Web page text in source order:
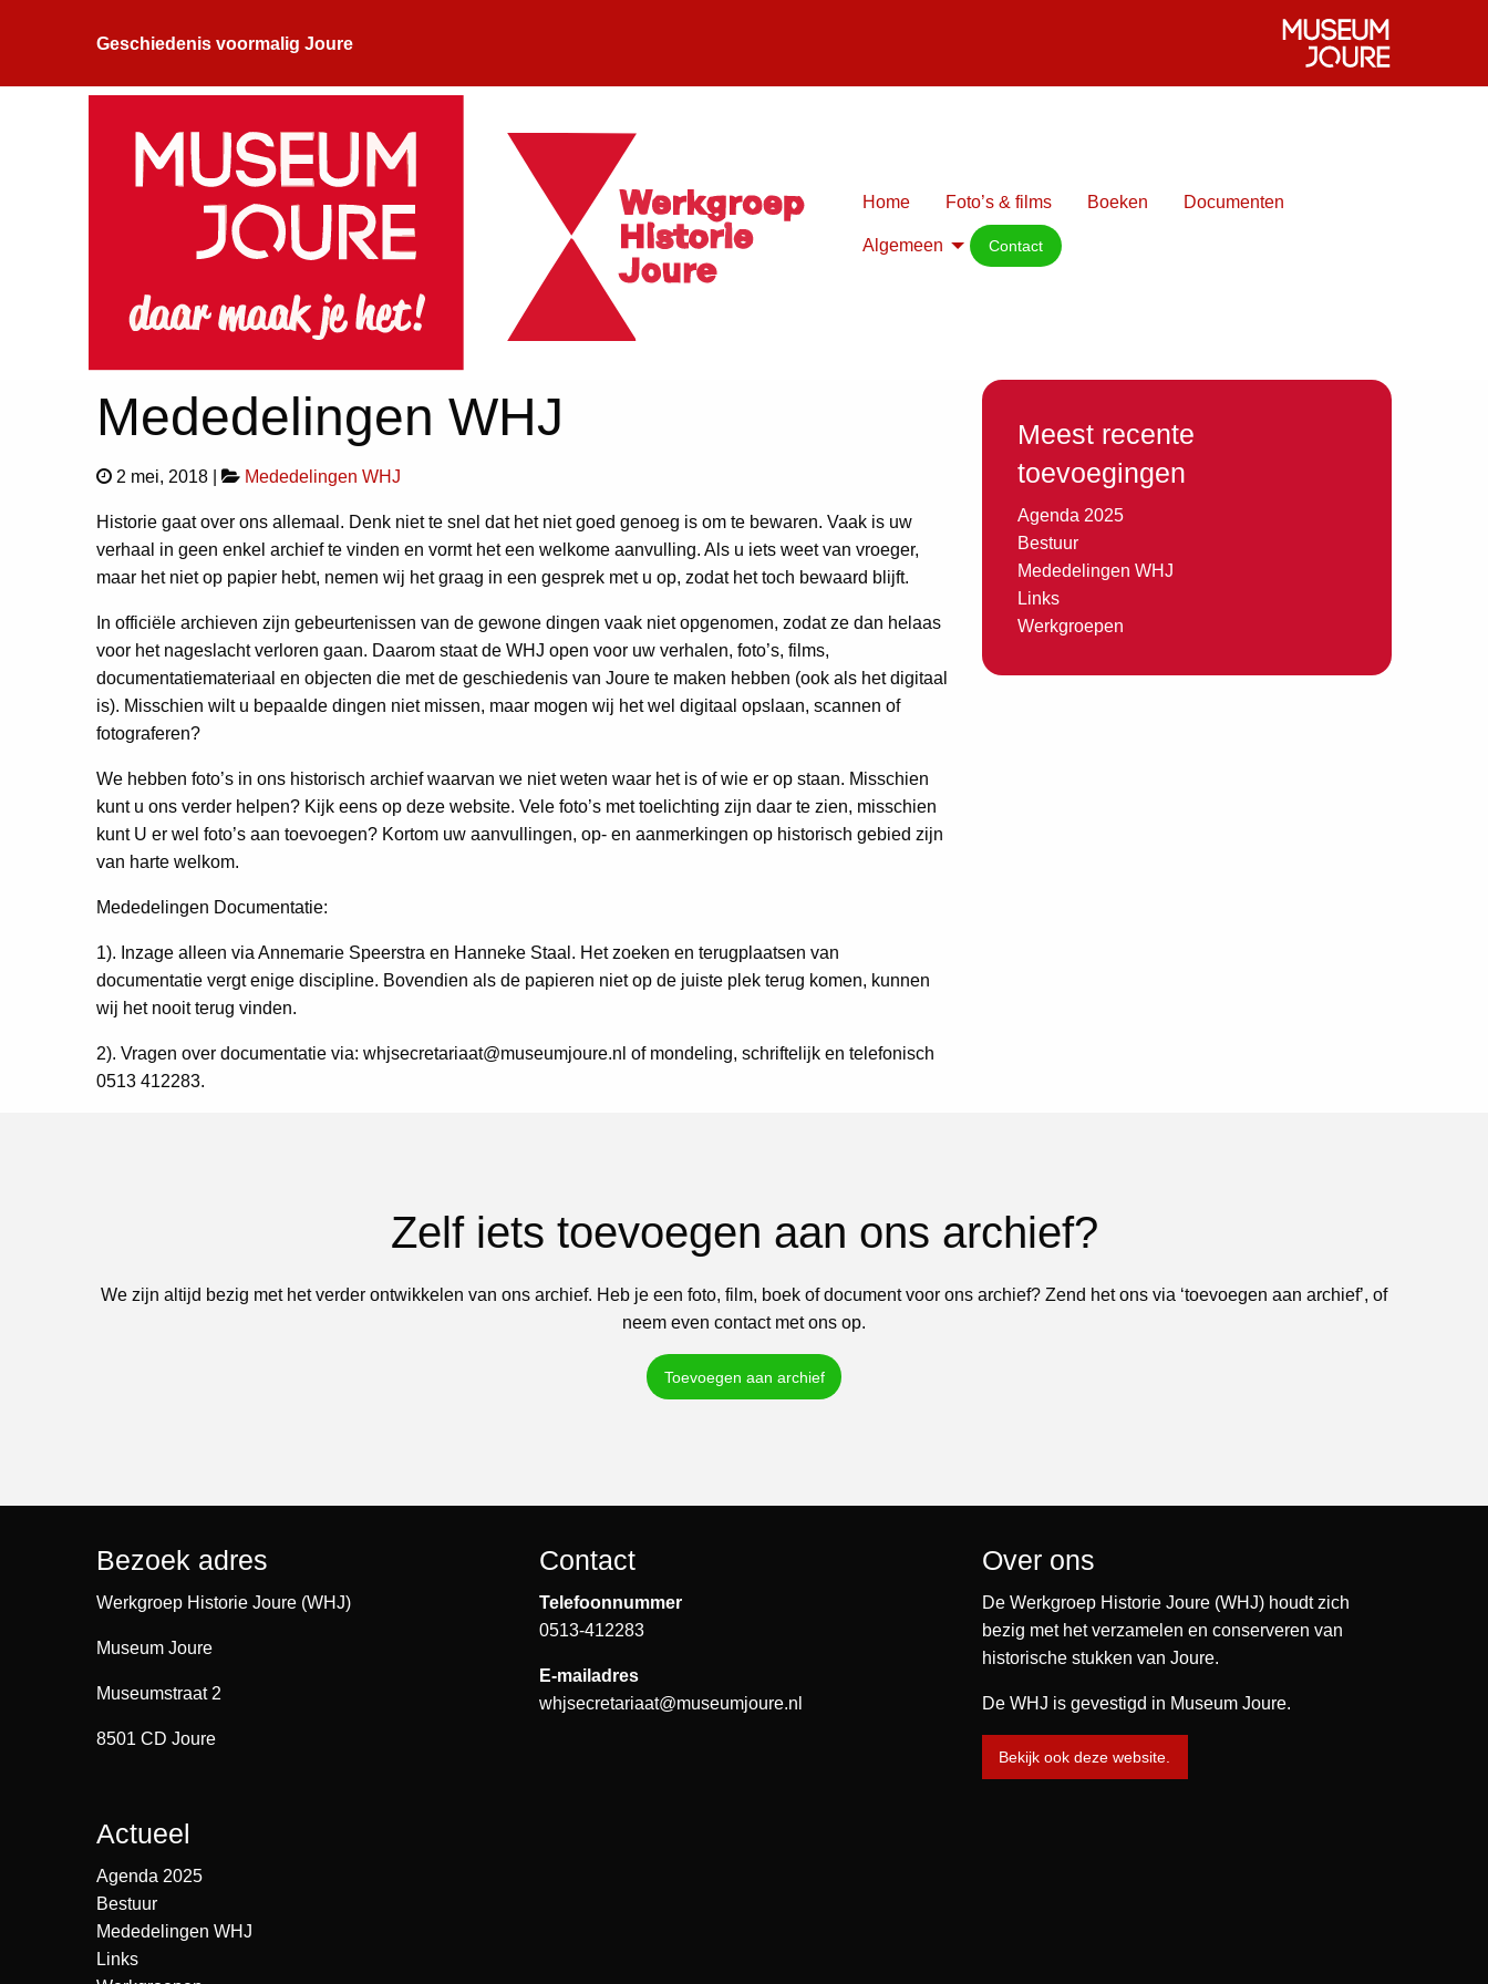
Geschiedenis voormalig Joure
Home Foto’s & films Boeken Documenten
Algemeen Contact
Mededelingen WHJ
2 mei, 2018 | Mededelingen WHJ
Historie gaat over ons allemaal. Denk niet te snel dat het niet goed genoeg is om te bewaren. Vaak is uw
verhaal in geen enkel archief te vinden en vormt het een welkome aanvulling. Als u iets weet van vroeger,
maar het niet op papier hebt, nemen wij het graag in een gesprek met u op, zodat het toch bewaard blijft.
In officiële archieven zijn gebeurtenissen van de gewone dingen vaak niet opgenomen, zodat ze dan helaas
voor het nageslacht verloren gaan. Daarom staat de WHJ open voor uw verhalen, foto’s, films,
documentatiemateriaal en objecten die met de geschiedenis van Joure te maken hebben (ook als het digitaal
is). Misschien wilt u bepaalde dingen niet missen, maar mogen wij het wel digitaal opslaan, scannen of
fotograferen?
We hebben foto’s in ons historisch archief waarvan we niet weten waar het is of wie er op staan. Misschien
kunt u ons verder helpen? Kijk eens op deze website. Vele foto’s met toelichting zijn daar te zien, misschien
kunt U er wel foto’s aan toevoegen? Kortom uw aanvullingen, op- en aanmerkingen op historisch gebied zijn
van harte welkom.
Mededelingen Documentatie:
1). Inzage alleen via Annemarie Speerstra en Hanneke Staal. Het zoeken en terugplaatsen van
documentatie vergt enige discipline. Bovendien als de papieren niet op de juiste plek terug komen, kunnen
wij het nooit terug vinden.
2). Vragen over documentatie via: whjsecretariaat@museumjoure.nl of mondeling, schriftelijk en telefonisch
0513 412283.
Meest recente
toevoegingen
Agenda 2025
Bestuur
Mededelingen WHJ
Links
Werkgroepen
Zelf iets toevoegen aan ons archief?
We zijn altijd bezig met het verder ontwikkelen van ons archief. Heb je een foto, film, boek of document voor ons archief? Zend het ons via ‘toevoegen aan archief’, of
neem even contact met ons op.
Toevoegen aan archief
Bezoek adres
Werkgroep Historie Joure (WHJ)
Museum Joure
Museumstraat 2
8501 CD Joure
Contact
Telefoonnummer
0513-412283
E-mailadres
whjsecretariaat@museumjoure.nl
Over ons
De Werkgroep Historie Joure (WHJ) houdt zich
bezig met het verzamelen en conserveren van
historische stukken van Joure.
De WHJ is gevestigd in Museum Joure.
Bekijk ook deze website.
Actueel
Agenda 2025
Bestuur
Mededelingen WHJ
Links